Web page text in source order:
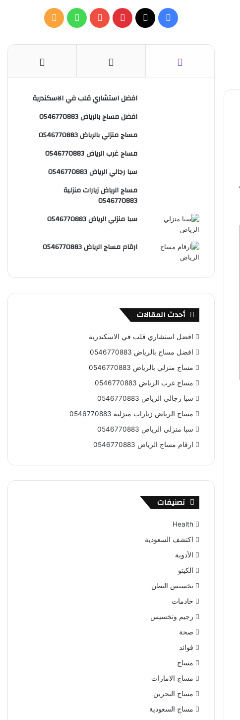
ع
ن
ب
ت
ي
ر
ي
س
ت
u
T
u
b
e
س
ا
ب
ص
ا
ل
م
و
ق
R
افضل استشاري قلب في الاسكندرية
افضل مساج بالرياض 0546770883
مساج منزلي بالرياض 0546770883
مساج غرب الرياض 0546770883
سبا رجالي الرياض 0546770883
مساج الرياض زيارات منزلية
0546770883
سبا منزلي الرياض 0546770883
ارقام مساج الرياض 0546770883
أحدث المقالات
افضل استشاري قلب في الاسكندرية
افضل مساج بالرياض 0546770883
مساج منزلي بالرياض 0546770883
مساج غرب الرياض 0546770883
سبا رجالي الرياض 0546770883
مساج الرياض زيارات منزلية 0546770883
سبا منزلي الرياض 0546770883
ارقام مساج الرياض 0546770883
تصنيفات
Health
اكتشف السعودية
الأدوية
الكيتو
تخسيس البطن
خادمات
رجيم وتخسيس
صحة
فوائد
مساج
مساج الامارات
مساج البحرين
مساج السعودية